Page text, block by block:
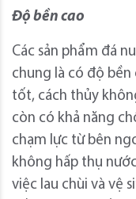
Độ bền cao
Các sản phẩm đá
chung là có độ bền
tốt, cách thủy
còn có khả năng
chạm lực từ bên
không hấp thụ
việc lau chùi và vệ